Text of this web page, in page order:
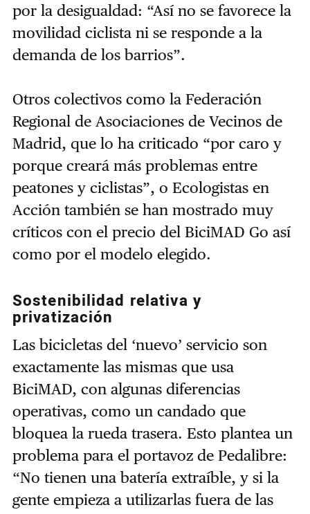
por la desigualdad: “Así no se favorece la
movilidad ciclista ni se responde a la
demanda de los barrios”.
Otros colectivos como la Federación
Regional de Asociaciones de Vecinos de
Madrid, que lo ha criticado “por caro y
porque creará más problemas entre
peatones y ciclistas”, o Ecologistas en
Acción también se han mostrado muy
críticos con el precio del BiciMAD Go así
como por el modelo elegido.
Sostenibilidad relativa y
privatización
Las bicicletas del ‘nuevo’ servicio son
exactamente las mismas que usa
BiciMAD, con algunas diferencias
operativas, como un candado que
bloquea la rueda trasera. Esto plantea un
problema para el portavoz de Pedalibre:
“No tienen una batería extraíble, y si la
gente empieza a utilizarlas fuera de las